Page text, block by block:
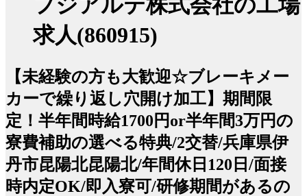
求人(860915)
【未経験の方も大歓迎☆ブレーキメー
カーで繰り返し穴開け加工】期間限
定！半年間時給1700円or半年間3万円の
寮費補助の選べる特典/2交替/兵庫県伊
丹市昆陽北昆陽北/年間休日120日/面接
時内定OK/即入寮可/研修期間があるの